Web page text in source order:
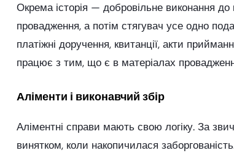
Окрема історія — добровільне виконання
провадження, а потім стягувач усе одно
платіжні доручення, квитанції, акти
працює з тим, що є в матеріалах
Аліменти і виконавчий збір
Аліментні справи мають свою логіку. За
винятком, коли накопичилася